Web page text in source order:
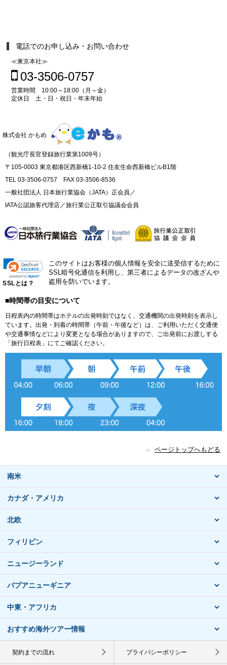
電話でのお申し込み・お問い合わせ
≪東京本社≫
03-3506-0757
営業時間 10:00～18:00（月～金）
定休日 土・日・祝日・年末年始
株式会社 かもめ
（観光庁長官登録旅行業第1009号）
〒105-0003 東京都港区西新橋1-10-2 住友生命西新橋ビルB1階
TEL 03-3506-0757 FAX 03-3506-8536
一般社団法人 日本旅行業協会（JATA）正会員／
IATA公認旅客代理店／旅行業公正取引協議会会員
SSLとは？
このサイトはお客様の個人情報を安全に送受信するために
SSL暗号化通信を利用し、第三者によるデータの改ざんや
盗用を防いでいます。
■時間帯の目安について
日程表内の時間帯はホテルの出発時刻ではなく、交通機関の出発時刻を表示し
ています。出発・到着の時間帯（午前・午後など）は、ご利用いただく交通便
や交通事情などにより変更となる場合がありますので、ご出発前にお渡しする
「旅行日程表」にてご確認ください。
ページトップへもどる
南米
カナダ・アメリカ
北欧
フィリピン
ニュージーランド
パプアニューギニア
中東・アフリカ
おすすめ海外ツアー情報
契約までの流れ プライバシーポリシー